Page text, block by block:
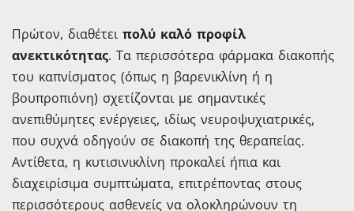
Πρώτον, διαθέτει πολύ καλό προφίλ
ανεκτικότητας. Τα περισσότερα φάρμακα διακοπής
του καπνίσματος (όπως η βαρενικλίνη ή η
βουπροπιόνη) σχετίζονται με σημαντικές
ανεπιθύμητες ενέργειες, ιδίως νευροψυχιατρικές,
που συχνά οδηγούν σε διακοπή της θεραπείας.
Αντίθετα, η κυτισινικλίνη προκαλεί ήπια και
διαχειρίσιμα συμπτώματα, επιτρέποντας στους
περισσότερους ασθενείς να ολοκληρώνουν τη